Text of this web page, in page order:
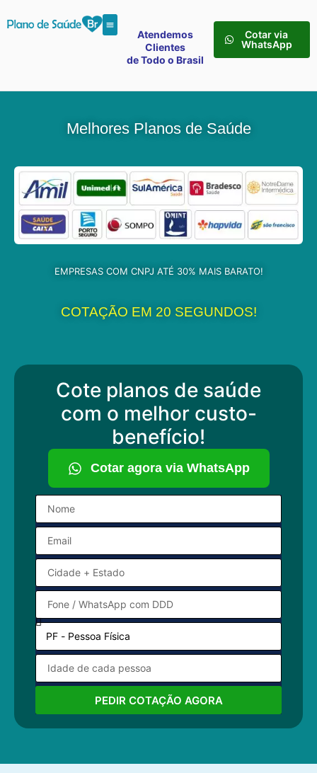
Atendemos
Clientes
de Todo o Brasil
Cotar via
WhatsApp
Melhores Planos de Saúde
EMPRESAS COM CNPJ ATÉ 30% MAIS BARATO!
COTAÇÃO EM 20 SEGUNDOS!
Cote planos de saúde
com o melhor custo-
benefício!
Cotar agora via WhatsApp
PEDIR COTAÇÃO AGORA